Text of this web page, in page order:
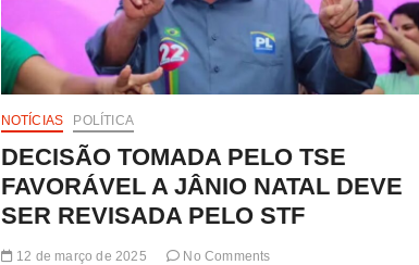
NOTÍCIAS POLÍTICA
DECISÃO TOMADA PELO TSE
FAVORÁVEL A JÂNIO NATAL DEVE
SER REVISADA PELO STF
12 de março de 2025 No Comments